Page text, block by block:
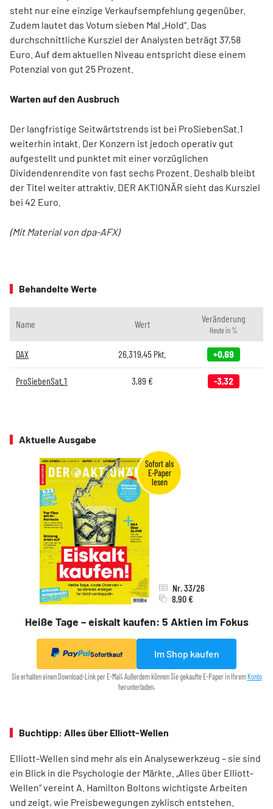
steht nur eine einzige Verkaufsempfehlung gegenüber.
Zudem lautet das Votum sieben Mal „Hold“. Das
durchschnittliche Kursziel der Analysten beträgt 37,58
Euro. Auf dem aktuellen Niveau entspricht diese einem
Potenzial von gut 25 Prozent.
Warten auf den Ausbruch
Der langfristige Seitwärtstrends ist bei ProSiebenSat.1
weiterhin intakt. Der Konzern ist jedoch operativ gut
aufgestellt und punktet mit einer vorzüglichen
Dividendenrendite von fast sechs Prozent. Deshalb bleibt
der Titel weiter attraktiv. DER AKTIONÄR sieht das Kursziel
bei 42 Euro.
(Mit Material von dpa-AFX)
Behandelte Werte
Name Wert Veränderung
Heute in %
DAX 26.319,45 Pkt. +0,69
ProSiebenSat.1 3,89 € -3,32
Aktuelle Ausgabe
Heiße Tage – eiskalt kaufen: 5 Aktien im Fokus
Nr. 33/26
8,90 €
Sofortkauf Im Shop kaufen
Sie erhalten einen Download-Link per E-Mail. Außerdem können Sie gekaufte E-Paper in Ihrem Konto
herunterladen.
Buchtipp: Alles über Elliott-Wellen
Elliott-Wellen sind mehr als ein Analysewerkzeug – sie sind
ein Blick in die Psychologie der Märkte. „Alles über Elliott-
Wellen“ vereint A. Hamilton Boltons wichtigste Arbeiten
und zeigt, wie Preisbewegungen zyklisch entstehen.